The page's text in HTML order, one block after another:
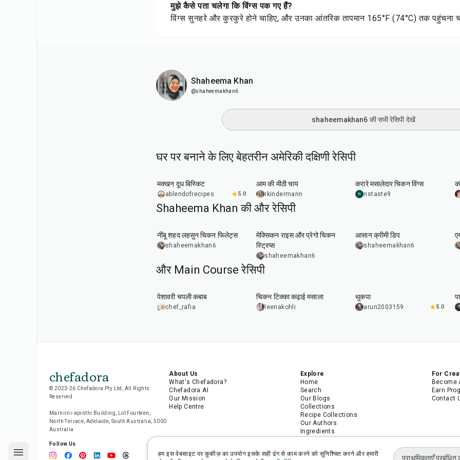
मुझे कैसे पता चलेगा कि विंग्स पक गए हैं?
विंग्स सुनहरे और कुरकुरे होने चाहिए, और उनका आंतरिक तापमान 165°F (74°C) तक पहुंचना
Shaheema Khan
@shaheemakhan6
shaheemakhan6 की सभी रेसिपी देखें
घर पर बनाने के लिए बेहतरीन अमेरिकी दक्षिणी रेसिपी
मक्खन दूध बिस्किट
ablendofrecipes 5.0
आम की मीठी चाय
rkindermann
करारे मसालेदार चिकन विंग्स
N nstaste9
Shaheema Khan की और रेसिपी
नींबू शहद लहसुन चिकन फिलेट्स
shaheemakhan6
मेक्सिकन राइस और प्रेगो चिकन
स्ट्रिप्स
shaheemakhan6
आसान क्रीमी डिप
shaheemakhan6
और Main Course रेसिपी
पेशावरी चपली कबाब
chef_rafia
चिकन टिक्का कढ़ाई मसाला
leenakohli
थुकपा
arun2003159 5.0
chefadora
© 2023-26 Chefadora Pty Ltd, All Rights
Reserved
Marnirni-apinthi Building, Lot Fourteen,
North Terrace, Adelaide, South Australia, 5000
Australia
Follow Us
About Us
What's Chefadora?
Chefadora AI
Our Mission
Help Centre
Explore
Home
Search
Our Blogs
Collections
Recipe Collections
Our Authors
Ingredients
iPhone App
For
Become
Earn
Contact
हम इस वेबसाइट पर कुकीज़ का उपयोग इसके सही ढंग से काम करने को सुनिश्चित करने और हमारी
प्राथमिकताएँ प्रबंधित